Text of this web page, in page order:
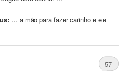
… a mão para fazercarinho e ele
57